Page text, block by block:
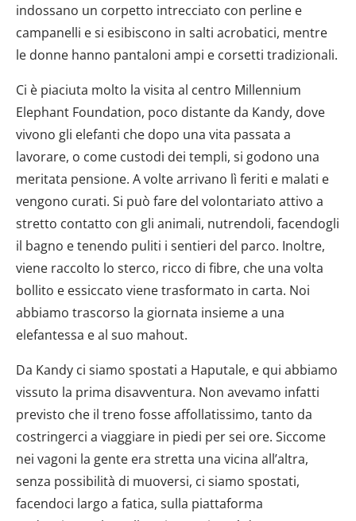
indossano un corpetto intrecciato con perline e
campanelli e si esibiscono in salti acrobatici, mentre
le donne hanno pantaloni ampi e corsetti tradizionali.
Ci è piaciuta molto la visita al centro Millennium
Elephant Foundation, poco distante da Kandy, dove
vivono gli elefanti che dopo una vita passata a
lavorare, o come custodi dei templi, si godono una
meritata pensione. A volte arrivano lì feriti e malati e
vengono curati. Si può fare del volontariato attivo a
stretto contatto con gli animali, nutrendoli, facendogli
il bagno e tenendo puliti i sentieri del parco. Inoltre,
viene raccolto lo sterco, ricco di fibre, che una volta
bollito e essiccato viene trasformato in carta. Noi
abbiamo trascorso la giornata insieme a una
elefantessa e al suo mahout.
Da Kandy ci siamo spostati a Haputale, e qui abbiamo
vissuto la prima disavventura. Non avevamo infatti
previsto che il treno fosse affollatissimo, tanto da
costringerci a viaggiare in piedi per sei ore. Siccome
nei vagoni la gente era stretta una vicina all’altra,
senza possibilità di muoversi, ci siamo spostati,
facendoci largo a fatica, sulla piattaforma